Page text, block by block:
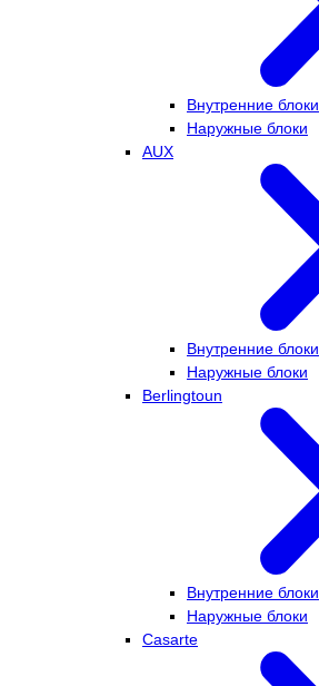
Внутренние блоки
Наружные блоки
AUX
Внутренние блоки
Наружные блоки
Berlingtoun
Внутренние блоки
Наружные блоки
Casarte